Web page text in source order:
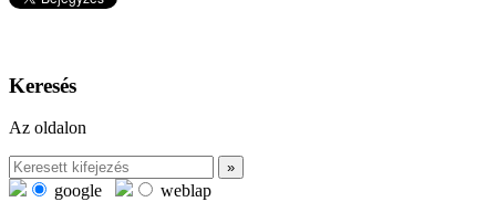
Keresés
Az oldalon
google
weblap